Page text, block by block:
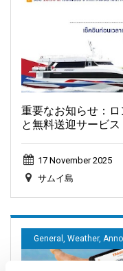
重要なお知らせ：
と無料送迎サービス
17 November 2025
サムイ島
General, Weather,